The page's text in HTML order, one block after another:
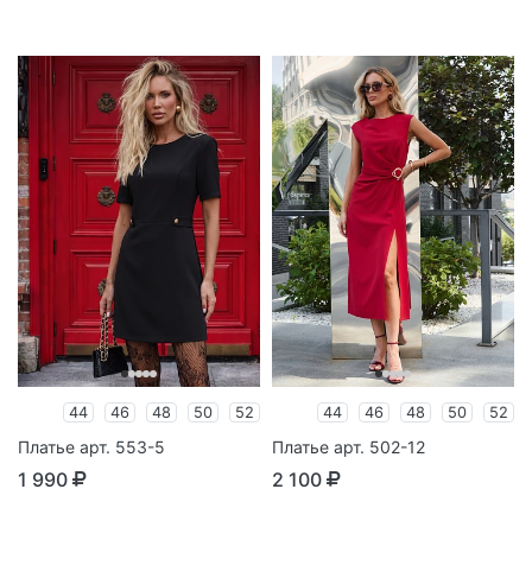
44 46 48 50 52
Платье арт. 553-5
1 990
44 46 48 50 52
Платье арт. 502-12
2 100